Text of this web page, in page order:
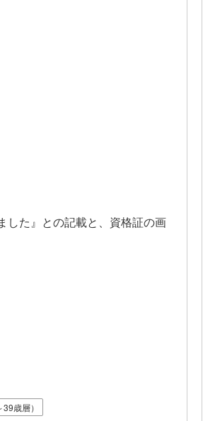
した』との記載と、資格証の画
歳層）